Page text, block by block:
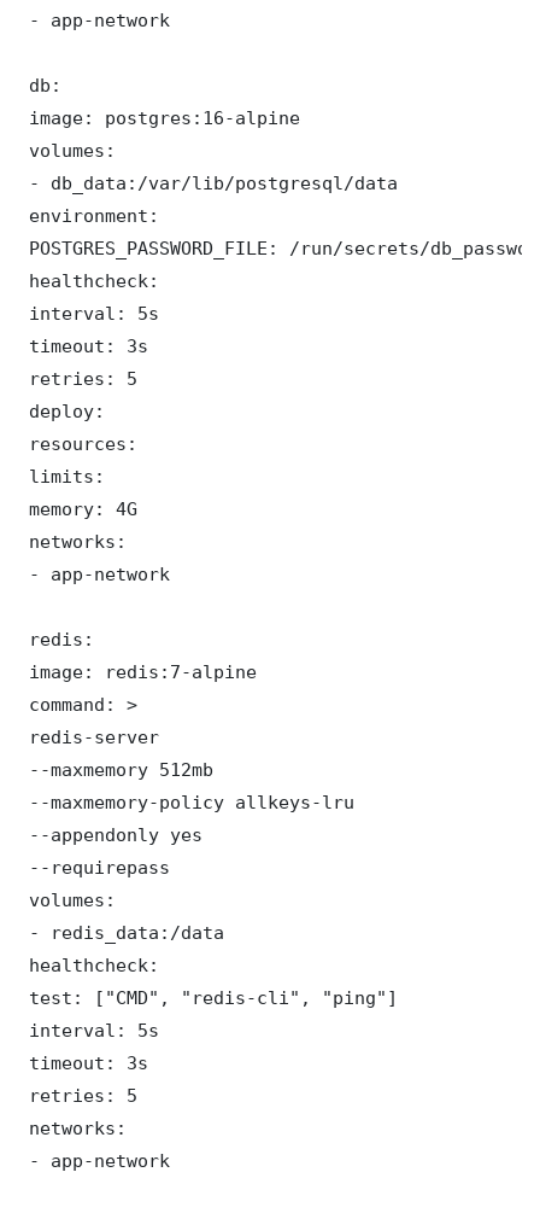
- app-network
db:
image: postgres:16-alpine
volumes:
- db_data:/var/lib/postgresql/data
environment:
POSTGRES_PASSWORD_FILE: /run/secrets/
healthcheck:
interval: 5s
timeout: 3s
retries: 5
deploy:
resources:
limits:
memory: 4G
networks:
- app-network
redis:
image: redis:7-alpine
command: >
redis-server
--maxmemory 512mb
--maxmemory-policy allkeys-lru
--appendonly yes
--requirepass
volumes:
- redis_data:/data
healthcheck:
test: ["CMD", "redis-cli", "ping"]
interval: 5s
timeout: 3s
retries: 5
networks:
- app-network